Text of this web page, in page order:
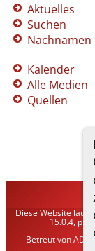
Aktuelles
Suchen
Nachnamen
Kalender
Alle Medien
Quellen
Diese Website läuft
15.0.4,
Betreut von